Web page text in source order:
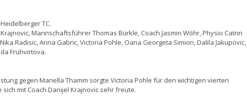
TC.
Mannschaftsführer Thomas Bürkle, Coach Jasmin Wöhr, Physio Catrin
Radisic, Anna Gabric, Victoria Pohle, Oana Georgeta Simion, Dalila Jakupovic,
Fruhvirtova.
gegen Mariella Thamm sorgte Victoria Pohle für den wichtigen vierten
mit Coach Danijel Krajnovic sehr freute.